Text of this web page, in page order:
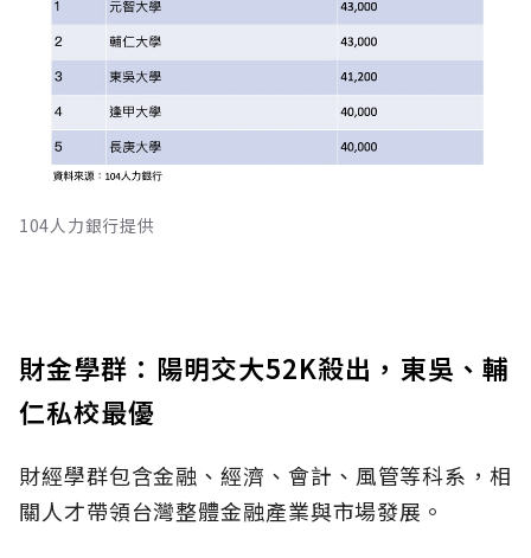
104人力銀行提供
財金學群：陽明交大52K殺出，東吳、輔
仁私校最優
財經學群包含金融、經濟、會計、風管等科系，相
關人才帶領台灣整體金融產業與市場發展。